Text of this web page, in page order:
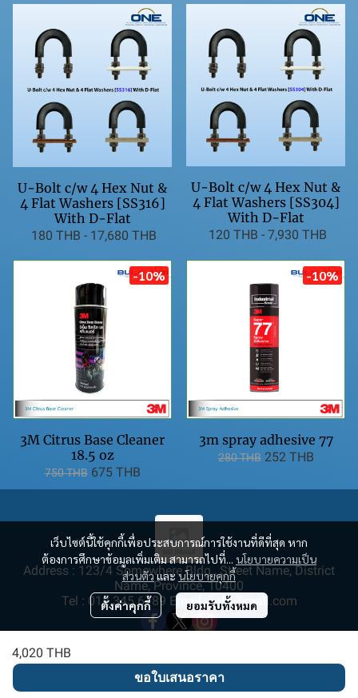
U-Bolt c/w 4 Hex Nut &
4 Flat Washers [SS316]
With D-Flat
180 THB - 17,680 THB
U-Bolt c/w 4 Hex Nut &
4 Flat Washers [SS304]
With D-Flat
120 THB - 7,930 THB
-10%
3M Citrus Base Cleaner
18.5 oz
750 THB 675 THB
-10%
3m spray adhesive 77
280 THB 252 THB
4,020 THB
ขอใบเสนอราคา
เว็บไซต์นี้ใช้คุกกี้เพื่อประสบการณ์การใช้งานที่ดีที่สุด หาก
ต้องการศึกษาข้อมูลเพิ่มเติม สามารถไปที่... นโยบายความเป็น
ส่วนตัวและนโยบายคุกกี้
ตั้งค่าคุกกี้ ยอมรับทั้งหมด
Address : 123/4 Somewhere Bldg., Street Name, District
Name, Province, 10400
Tel : 012 345 6789 Email : info@mail.com
Copyright | All Rights Reserved | Powered by MWE